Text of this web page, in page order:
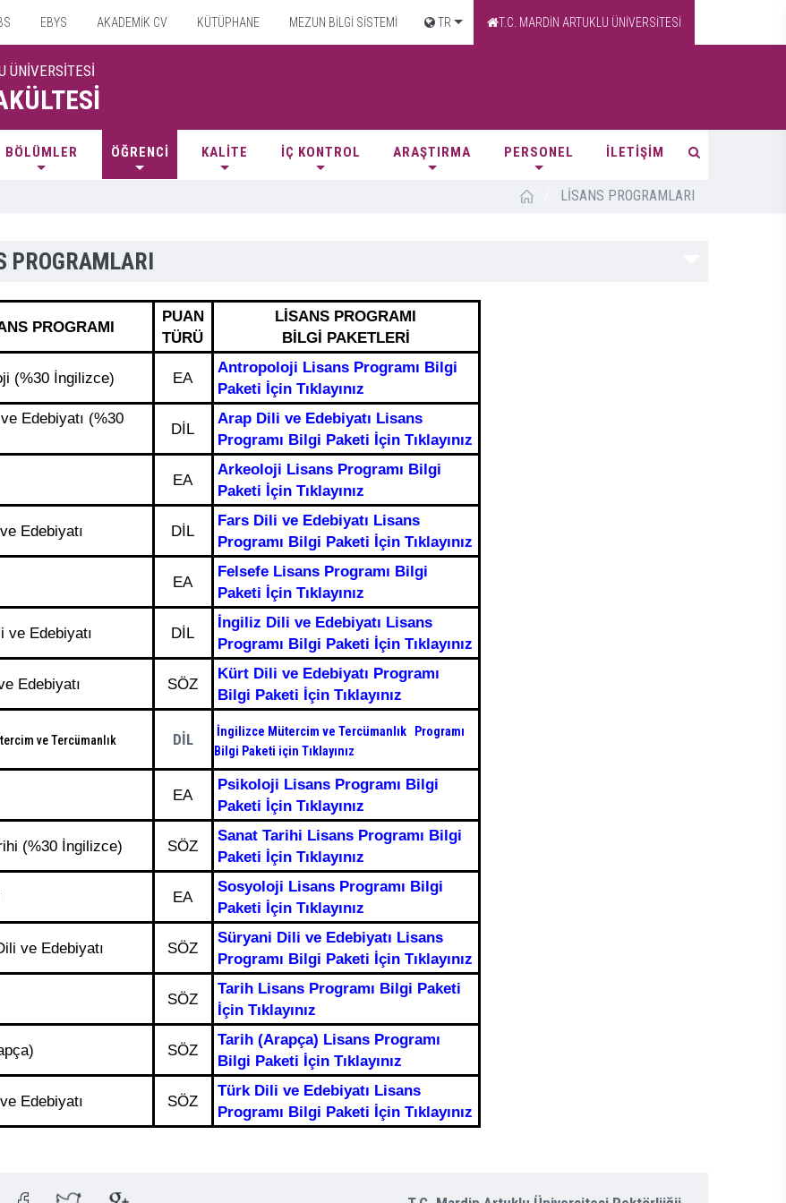
EBYS AKADEMİK CV KÜTÜPHANE MEZUN BİLGİ SİSTEMİ TR T.C. MARDİN ARTUKLU ÜNİVERSİTESİ
ÜNİVERSİTESİ
BÖLÜMLER ÖĞRENCİ KALİTE İÇ KONTROL ARAŞTIRMA PERSONEL İLETİŞİM
LİSANS PROGRAMLARI
PROGRAMLARI
PROGRAMI
PUAN
TÜRÜ
LİSANS PROGRAMI
BİLGİ PAKETLERİ
(%30 İngilizce) EA
Antropoloji Lisans Programı Bilgi
Paketi İçin Tıklayınız
Edebiyatı (%30
DİL
Arap Dili ve Edebiyatı Lisans
Programı Bilgi Paketi İçin Tıklayınız
EA
Arkeoloji Lisans Programı Bilgi
Paketi İçin Tıklayınız
Edebiyatı DİL
Fars Dili ve Edebiyatı Lisans
Programı Bilgi Paketi İçin Tıklayınız
EA
Felsefe Lisans Programı Bilgi
Paketi İçin Tıklayınız
ve Edebiyatı DİL
İngiliz Dili ve Edebiyatı Lisans
Programı Bilgi Paketi İçin Tıklayınız
Edebiyatı SÖZ
Kürt Dili ve Edebiyatı Programı
Bilgi Paketi İçin Tıklayınız
ve Tercümanlık DİL
İngilizce Mütercim ve Tercümanlık Programı
Bilgi Paketi için Tıklayınız
EA
Psikoloji Lisans Programı Bilgi
Paketi İçin Tıklayınız
(%30 İngilizce) SÖZ
Sanat Tarihi Lisans Programı Bilgi
Paketi İçin Tıklayınız
EA
Sosyoloji Lisans Programı Bilgi
Paketi İçin Tıklayınız
ve Edebiyatı SÖZ
Süryani Dili ve Edebiyatı Lisans
Programı Bilgi Paketi İçin Tıklayınız
SÖZ
Tarih Lisans Programı Bilgi Paketi
İçin Tıklayınız
SÖZ
Tarih (Arapça) Lisans Programı
Bilgi Paketi İçin Tıklayınız
Edebiyatı SÖZ
Türk Dili ve Edebiyatı Lisans
Programı Bilgi Paketi İçin Tıklayınız